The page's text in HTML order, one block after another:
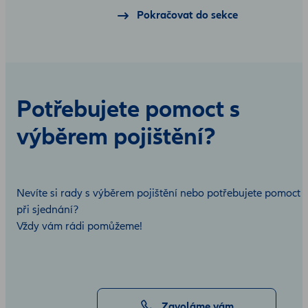
Pokračovat do sekce
Potřebujete pomoct s
výběrem pojištění?
Nevíte si rady s výběrem pojištění nebo potřebujete pomoct
při sjednání?
Vždy vám rádi pomůžeme!